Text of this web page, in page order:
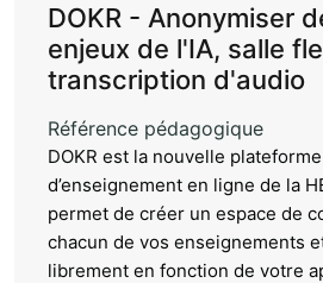
DOKR - Anonymiser
enjeux de l'IA, salle
transcription d'audio
Référence pédagogique
DOKR est la nouvelle
d’enseignement en ligne de la
permet de créer un espace de
chacun de vos enseignements
librement en fonction de votre